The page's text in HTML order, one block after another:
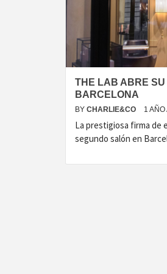
THE LAB ABRE SU
BARCELONA
BY CHARLIE&CO 1 AÑO
La prestigiosa firma de
segundo salón en